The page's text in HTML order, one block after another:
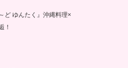
ど ゆんたく』沖縄料理×
！